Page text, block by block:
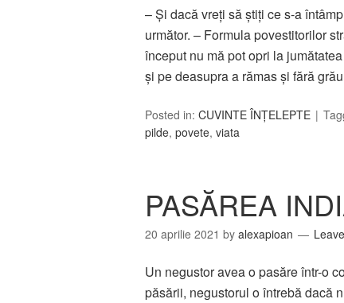
– Şi dacă vreţi să ştiţi ce s-a
următor. – Formula povestitorilor
început nu mă pot opri la
şi pe deasupra a rămas şi fără
Posted in: CUVINTE ÎNȚELEPTE
pilde, povete, viata
PASĂREA
20 aprilie 2021 by alexapioan
Un negustor avea o pasăre într-o
păsării, negustorul o întrebă dacă